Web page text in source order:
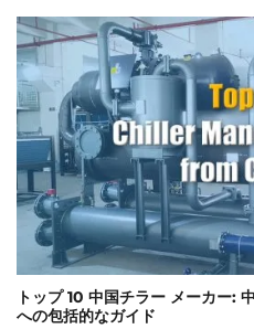
トップ 10 中国チラー メーカー:
への包括的なガイド